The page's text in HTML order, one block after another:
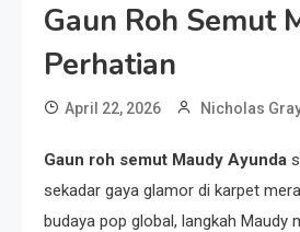
Gaun Roh Semut
Perhatian
April 22, 2026 Nicholas
Gaun roh semut Maudy Ayunda
sekadar gaya glamor di karpet
budaya pop global, langkah Maudy